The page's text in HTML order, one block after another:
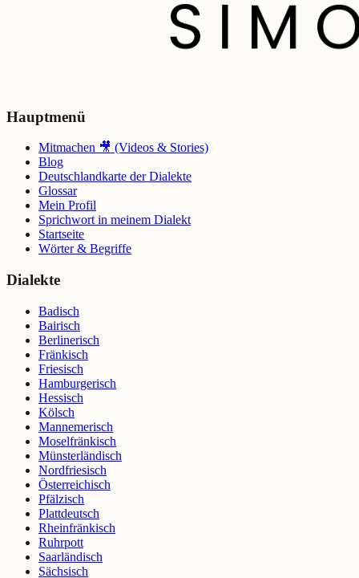
Hauptmenü
Mitmachen 🎥 (Videos & Stories)
Blog
Deutschlandkarte der Dialekte
Glossar
Mein Profil
Sprichwort in meinem Dialekt
Startseite
Wörter & Begriffe
Dialekte
Badisch
Bairisch
Berlinerisch
Fränkisch
Friesisch
Hamburgerisch
Hessisch
Kölsch
Mannemerisch
Moselfränkisch
Münsterländisch
Nordfriesisch
Österreichisch
Pfälzisch
Plattdeutsch
Rheinfränkisch
Ruhrpott
Saarländisch
Sächsisch